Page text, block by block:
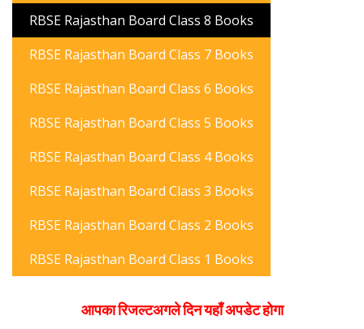
RBSE Rajasthan Board Class 8 Books
RBSE Rajasthan Board Class 7 Books
RBSE Rajasthan Board Class 6 Books
RBSE Rajasthan Board Class 5 Books
RBSE Rajasthan Board Class 4 Books
RBSE Rajasthan Board Class 3 Books
RBSE Rajasthan Board Class 2 Books
RBSE Rajasthan Board Class 1 Books
आपका रिजल्टअगले दिन यहाँ अपडेट होगा